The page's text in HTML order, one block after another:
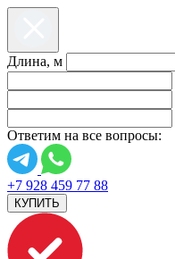
Длина, м
Ответим на все вопросы:
+7 928 459 77 88
КУПИТЬ